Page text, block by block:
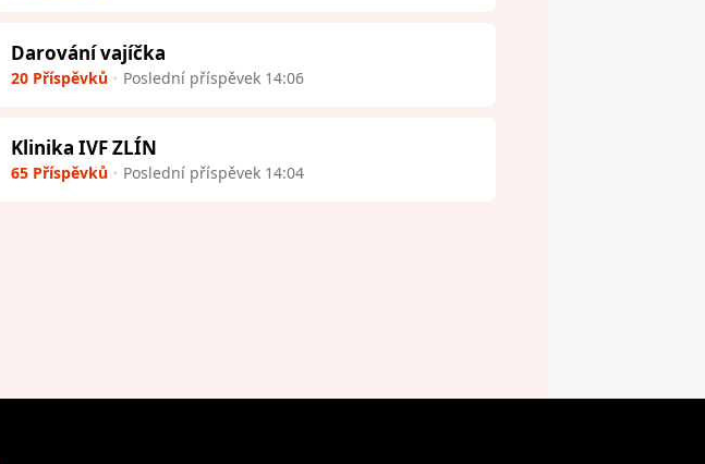
Darování vajíčka
20 Příspěvků Poslední příspěvek 14:06
Klinika IVF ZLÍN
65 Příspěvků Poslední příspěvek 14:04